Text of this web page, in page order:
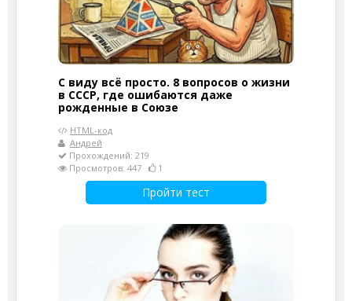
С виду всё просто. 8 вопросов о жизни
в СССР, где ошибаются даже
рожденные в Союзе
HTML-код
Андрей
Прохождений: 219
Просмотров: 447
1
Пройти тест